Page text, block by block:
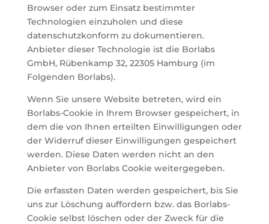
Browser oder zum Einsatz bestimmter
Technologien einzuholen und diese
datenschutzkonform zu dokumentieren.
Anbieter dieser Technologie ist die Borlabs
GmbH, Rübenkamp 32, 22305 Hamburg (im
Folgenden Borlabs).
Wenn Sie unsere Website betreten, wird ein
Borlabs-Cookie in Ihrem Browser gespeichert, in
dem die von Ihnen erteilten Einwilligungen oder
der Widerruf dieser Einwilligungen gespeichert
werden. Diese Daten werden nicht an den
Anbieter von Borlabs Cookie weitergegeben.
Die erfassten Daten werden gespeichert, bis Sie
uns zur Löschung auffordern bzw. das Borlabs-
Cookie selbst löschen oder der Zweck für die